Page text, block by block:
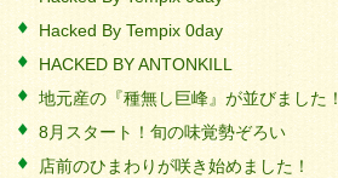
Hacked By Tempix 0day
HACKED BY ANTONKILL
地元産の『種無し巨峰』が並びました！
8月スタート！旬の味覚勢ぞろい
店前のひまわりが咲き始めました！